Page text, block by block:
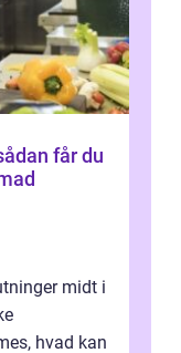
får du
midt i
hvad kan